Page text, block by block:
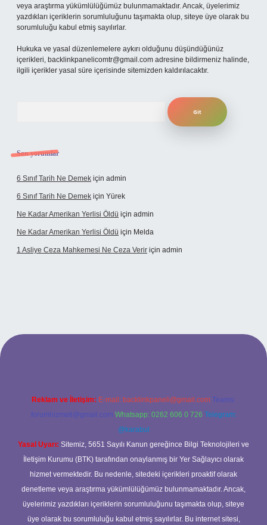
veya araştırma yükümlülüğümüz bulunmamaktadır. Ancak, üyelerimiz
yazdıkları içeriklerin sorumluluğunu taşımakta olup, siteye üye olarak bu
sorumluluğu kabul etmiş sayılırlar.
Hukuka ve yasal düzenlemelere aykırı olduğunu düşündüğünüz
içerikleri, backlinkpanelicomtr@gmail.com adresine bildirmeniz halinde,
ilgili içerikler yasal süre içerisinde sitemizden kaldırılacaktır.
Son yorumlar
6 Sınıf Tarih Ne Demek için admin
6 Sınıf Tarih Ne Demek için Yürek
Ne Kadar Amerikan Yerlisi Öldü için admin
Ne Kadar Amerikan Yerlisi Öldü için Melda
1 Asliye Ceza Mahkemesi Ne Ceza Verir için admin
Reklam ve İletişim: E-mail: backlinkpaneli@gmail.com Teams:
forumhizmeti@gmail.com Whatsapp: 0262 606 0 726 Telegram:
@karabul
Yasal Uyarı: Sitemiz, 5651 Sayılı Kanun gereğince Bilgi Teknolojileri ve
İletişim Kurumu (BTK) tarafından onaylanmış bir Yer Sağlayıcı olarak
hizmet vermektedir. Bu nedenle, sitedeki içerikleri proaktif olarak
denetleme veya araştırma yükümlülüğümüz bulunmamaktadır. Ancak,
üyelerimiz yazdıkları içeriklerin sorumluluğunu taşımakta olup, siteye
üye olarak bu sorumluluğu kabul etmiş sayılırlar. Bu internet sitesi,